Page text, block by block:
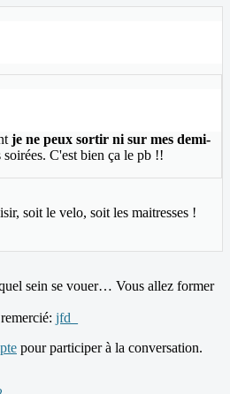
je ne peux sortir ni sur mes demi-
soirées. C'est bien ça le pb !!
soit le velo, soit les maitresses !
sein se vouer… Vous allez former
jfd_
pour participer à la conversation.